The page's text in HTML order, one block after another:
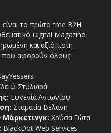
το πρώτο free Β2Η
Digital Magazino
και αξιόπιστη
που αφορούν όλους.
Στυλιαρά
Ευγενία Αντωνίου
Σταματία Βελάνη
Μάρκετινγκ: Χρύσα Γώτα
BlackDot Web Services